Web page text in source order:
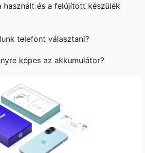
használt és a felújított készülék
telefont választani?
képes az akkumulátor?